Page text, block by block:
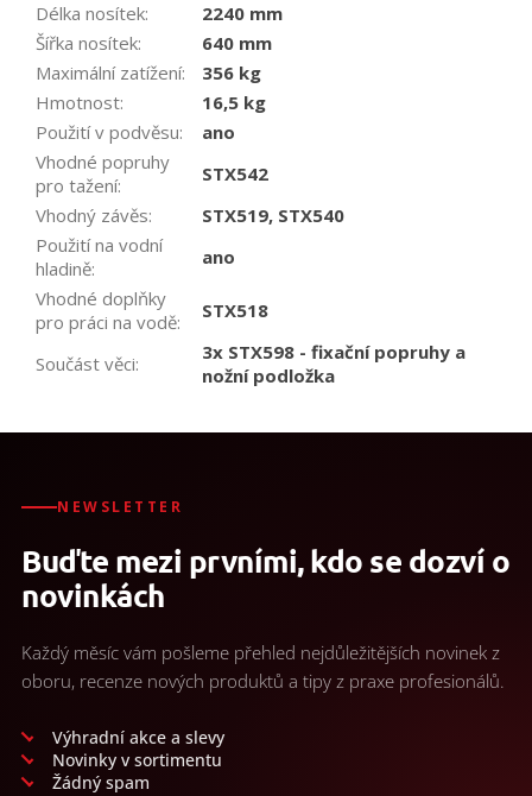
Délka nosítek:
2240 mm
Šířka nosítek:
640 mm
Maximální zatížení:
356 kg
Hmotnost:
16,5 kg
Použití v podvěsu:
ano
Vhodné popruhy
pro tažení:
STX542
Vhodný závěs:
STX519, STX540
Použití na vodní
hladině:
ano
Vhodné doplňky
pro práci na vodě: STX518
Součást věci:
3x STX598 - fixační popruhy a
nožní podložka
NEWSLETTER
Buďte mezi prvními, kdo se dozví o
novinkách
Každý měsíc vám pošleme přehled nejdůležitějších novinek z
oboru, recenze nových produktů a tipy z praxe profesionálů.
Výhradní akce a slevy
Novinky v sortimentu
Žádný spam